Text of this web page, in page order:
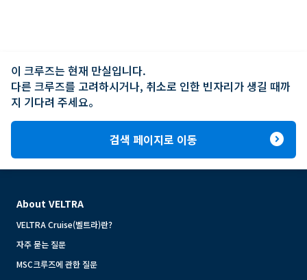
이 크루즈는 현재 만실입니다.
다른 크루즈를 고려하시거나, 취소로 인한 빈자리가 생길 때까
지 기다려 주세요。
검색 페이지로 이동 expand_circle_right
About VELTRA
VELTRA Cruise(벨트라)란?
자주 묻는 질문
MSC크루즈에 관한 질문